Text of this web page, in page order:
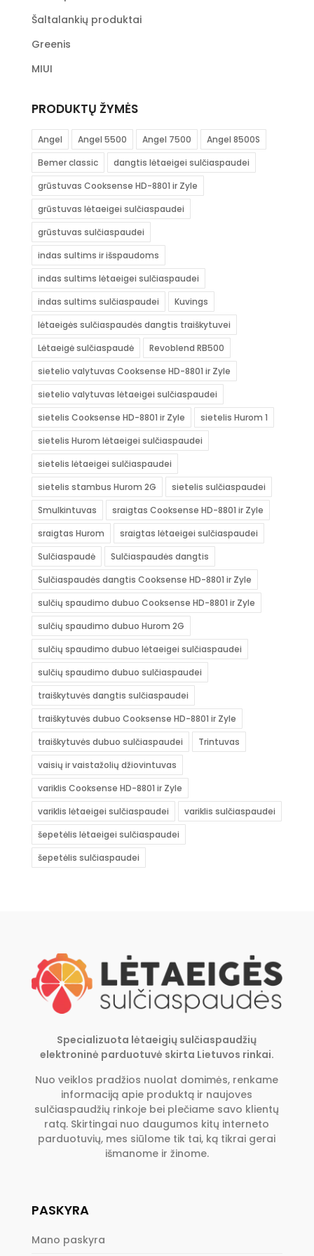
Šaltalankių produktai
Greenis
MIUI
PRODUKTŲ ŽYMĖS
Angel Angel 5500 Angel 7500
Angel 8500S
Bemer classic
dangtis lėtaeigei sulčiaspaudei
grūstuvas Cooksense HD-8801 ir Zyle
grūstuvas lėtaeigei sulčiaspaudei
grūstuvas sulčiaspaudei
indas sultims ir išspaudoms
indas sultims lėtaeigei sulčiaspaudei
indas sultims sulčiaspaudei
Kuvings
lėtaeigės sulčiaspaudės dangtis traiškytuvei
Lėtaeigė sulčiaspaudė
Revoblend RB500
sietelio valytuvas Cooksense HD-8801 ir Zyle
sietelio valytuvas lėtaeigei sulčiaspaudei
sietelis Cooksense HD-8801 ir Zyle
sietelis Hurom 1
sietelis Hurom lėtaeigei sulčiaspaudei
sietelis lėtaeigei sulčiaspaudei
sietelis stambus Hurom 2G
sietelis sulčiaspaudei
Smulkintuvas
sraigtas Cooksense HD-8801 ir Zyle
sraigtas Hurom
sraigtas lėtaeigei sulčiaspaudei
Sulčiaspaudė
Sulčiaspaudės dangtis
Sulčiaspaudės dangtis Cooksense HD-8801 ir Zyle
sulčių spaudimo dubuo Cooksense HD-8801 ir Zyle
sulčių spaudimo dubuo Hurom 2G
sulčių spaudimo dubuo lėtaeigei sulčiaspaudei
sulčių spaudimo dubuo sulčiaspaudei
traiškytuvės dangtis sulčiaspaudei
traiškytuvės dubuo Cooksense HD-8801 ir Zyle
traiškytuvės dubuo sulčiaspaudei
Trintuvas
vaisių ir vaistažolių džiovintuvas
variklis Cooksense HD-8801 ir Zyle
variklis lėtaeigei sulčiaspaudei
variklis sulčiaspaudei
šepetėlis lėtaeigei sulčiaspaudei
šepetėlis sulčiaspaudei
Specializuota lėtaeigių sulčiaspaudžių
elektroninė parduotuvė skirta Lietuvos rinkai.
Nuo veiklos pradžios nuolat domimės, renkame
informaciją apie produktą ir naujoves
sulčiaspaudžių rinkoje bei plečiame savo klientų
ratą. Skirtingai nuo daugumos kitų interneto
parduotuvių, mes siūlome tik tai, ką tikrai gerai
išmanome ir žinome.
PASKYRA
Mano paskyra